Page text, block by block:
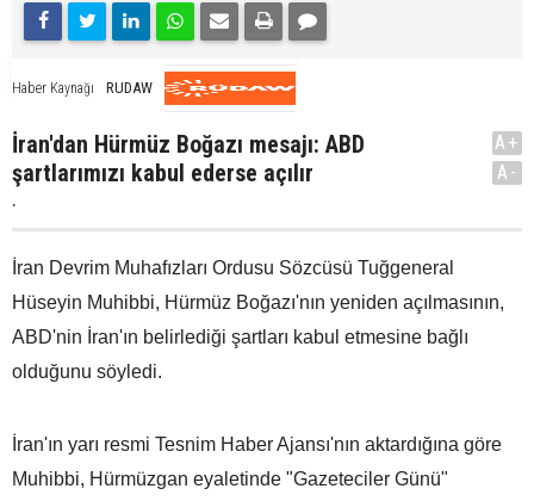
Haber Kaynağı RUDAW
İran'dan Hürmüz Boğazı mesajı: ABD
şartlarımızı kabul ederse açılır
.
A+
A-
İran Devrim Muhafızları Ordusu Sözcüsü Tuğgeneral
Hüseyin Muhibbi, Hürmüz Boğazı'nın yeniden açılmasının,
ABD'nin İran'ın belirlediği şartları kabul etmesine bağlı
olduğunu söyledi.
İran'ın yarı resmi Tesnim Haber Ajansı'nın aktardığına göre
Muhibbi, Hürmüzgan eyaletinde "Gazeteciler Günü"